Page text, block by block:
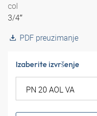
col
3/4″
PDF preuzimanje
Izaberite izvršenje